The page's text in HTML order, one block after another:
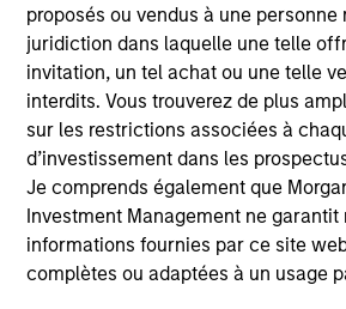
proposés ou vendus à une personne
juridiction dans laquelle une telle
invitation, un tel achat ou une telle
interdits. Vous trouverez de plus
sur les restrictions associées à
d’investissement dans les
Je comprends également que
Investment Management ne garantit
informations fournies par ce site
complètes ou adaptées à un usage
Team Insights